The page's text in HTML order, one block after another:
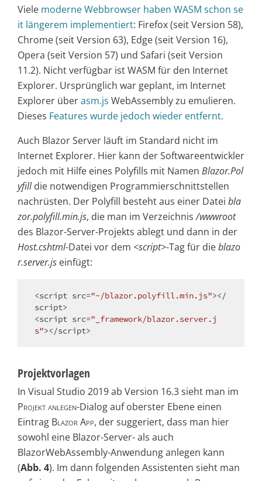
Viele moderne Webbrowser haben WASM schon se
it längerem implementiert: Firefox (seit Version 58),
Chrome (seit Version 63), Edge (seit Version 16),
Opera (seit Version 57) und Safari (seit Version
11.2). Nicht verfügbar ist WASM für den Internet
Explorer. Ursprünglich war geplant, im Internet
Explorer überasm.js WebAssembly zu emulieren.
Dieses Features wurde jedoch wieder entfernt.
Auch Blazor Server läuft im Standard nicht im
Internet Explorer. Hier kann der Softwareentwickler
jedoch mit Hilfe eines Polyfills mit Namen Blazor.Pol
yfilldie notwendigen Programmierschnittstellen
nachrüsten. Der Polyfill besteht aus einer Datei bla
zor.polyfill.min.js, die man im Verzeichnis/wwwroot
des Blazor-Server-Projekts ablegt und dann in der
Host.cshtml-Datei vor dem <script>-Tag für dieblazo
r.server.js einfügt:
<script src="~/blazor.polyfill.min.js"></
script>
<script src="_framework/blazor.server.j
s"></script>
Projektvorlagen
In Visual Studio 2019 ab Version 16.3 sieht man im
Projekt anlegen-Dialog auf oberster Ebene einen
Eintrag Blazor App, der suggeriert, dass man hier
sowohl eine Blazor-Server- als auch
BlazorWebAssembly-Anwendung anlegen kann
(Abb. 4). Im dann folgenden Assistenten sieht man